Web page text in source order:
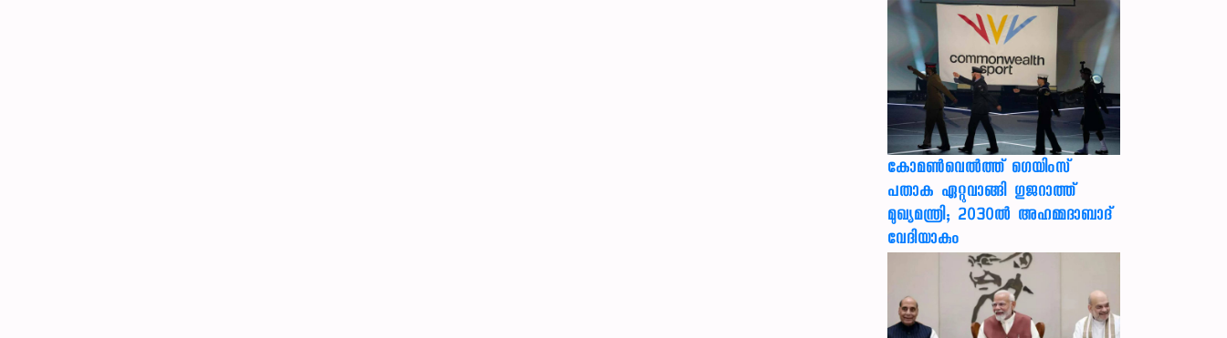
കോമൺവെൽത്ത് ഗെയിംസ്
പതാക ഏറ്റുവാങ്ങി ഗുജറാത്ത്
മുഖ്യമന്ത്രി; 2030ൽ അഹമ്മദാബാദ്
വേദിയാകും